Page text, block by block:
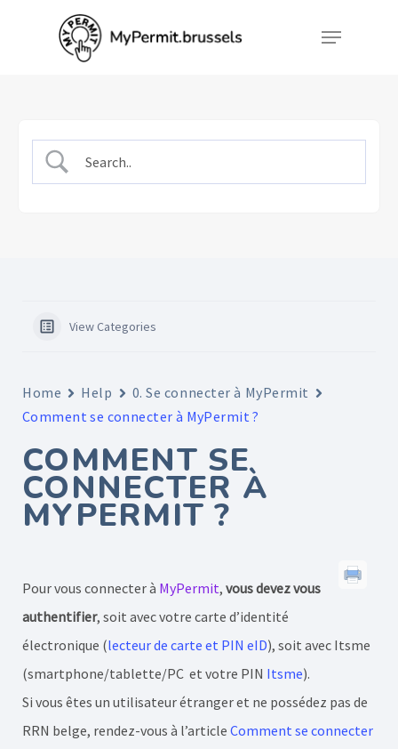
Menu
View Categories
Home Help
0. Se connecter à MyPermit
Comment se connecter à MyPermit ?
COMMENT SE
CONNECTER À
MYPERMIT ?
Pour vous connecter à MyPermit, vous devez vous
authentifier, soit avec votre carte d’identité
électronique (lecteur de carte et PIN eID), soit avec Itsme
(smartphone/tablette/PC et votre PIN Itsme).
Si vous êtes un utilisateur étranger et ne possédez pas de
RRN belge, rendez-vous à l’article Comment se connecter